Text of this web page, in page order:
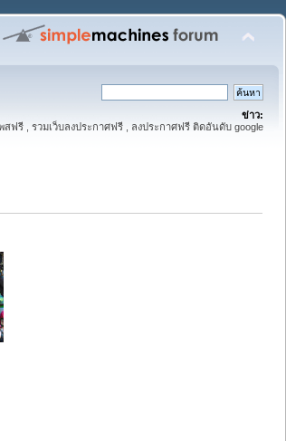
ข่าว:
ฟรี , รวมเว็บลงประกาศฟรี , ลงประกาศฟรี ติดอันดับ google